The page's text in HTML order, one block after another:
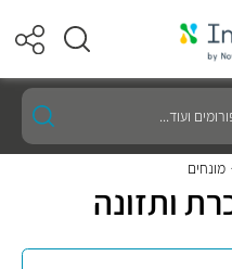
מונחים
ותזונה